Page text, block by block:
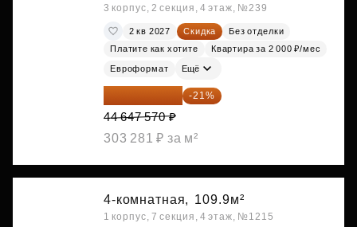
3 корпус, 2 секция, 4 этаж, №239
2 кв 2027 Скидка
Без отделки
Платите как хотите
Квартира за 2 000 ₽/мес
Евроформат Ещё
35 271 580 ₽ -21%
44 647 570 ₽
303 281 ₽ за м²
4-комнатная, 109.9м²
1 корпус, 7 секция, 4 этаж, №1215